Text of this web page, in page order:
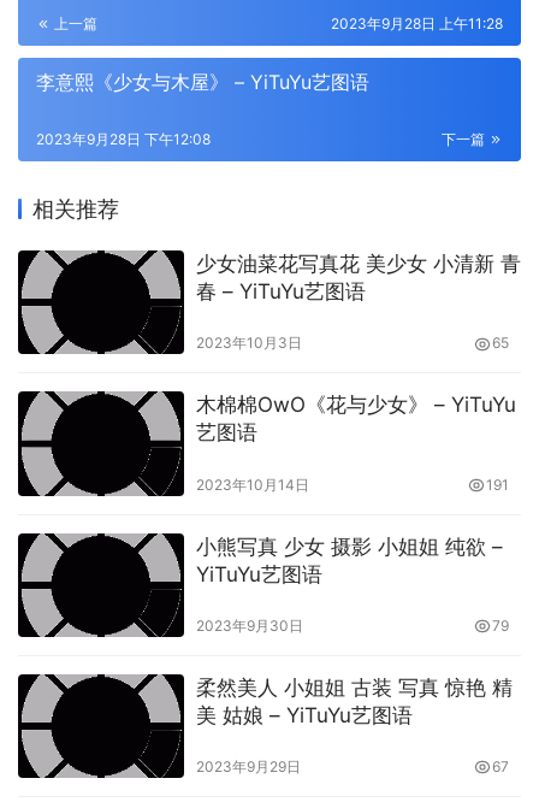
上一篇 2023年9月28日 上午11:28
李意熙《少女与木屋》 – YiTuYu艺图语
下一篇
2023年9月28日 下午12:08
相关推荐
少女油菜花写真花 美少女 小清新 青
春 – YiTuYu艺图语
2023年10月3日 65
木棉棉OwO《花与少女》 – YiTuYu
艺图语
2023年10月14日 191
小熊写真 少女 摄影 小姐姐 纯欲 –
YiTuYu艺图语
2023年9月30日 79
柔然美人 小姐姐 古装 写真 惊艳 精
美 姑娘 – YiTuYu艺图语
2023年9月29日 67